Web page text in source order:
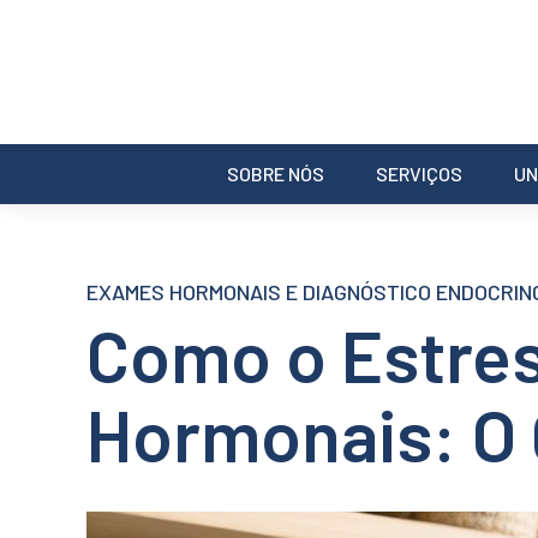
SOBRE NÓS SERVIÇOS
EXAMES HORMONAIS E DIAGNÓSTICO
Como o
Hormonais: